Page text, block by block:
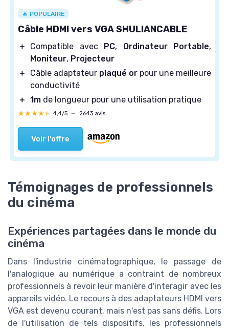
🔥 POPULAIRE
Câble HDMI vers VGA SHULIANCABLE
＋ Compatible avec PC, Ordinateur Portable,
Moniteur, Projecteur
＋
Câble adaptateur plaqué or pour une meilleure
conductivité
＋ 1m de longueur pour une utilisation pratique
★★★★★
★★★★★ 4,4/5 — 2643 avis
Voir l'offre
Témoignages de professionnels
du cinéma
Expériences partagées dans le monde du
cinéma
Dans l'industrie cinématographique, le passage de
l'analogique au numérique a contraint de nombreux
professionnels à revoir leur manière d'interagir avec les
appareils vidéo. Le recours à des adaptateurs HDMI vers
VGA est devenu courant, mais n'est pas sans défis. Lors
de l'utilisation de tels dispositifs, les professionnels